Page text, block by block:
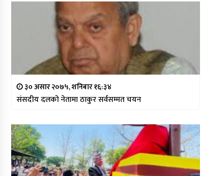
३० असार २०७५, शनिबार १६:३४
संसदीय दलको नेतामा ठाकुर सर्वसम्मत चयन